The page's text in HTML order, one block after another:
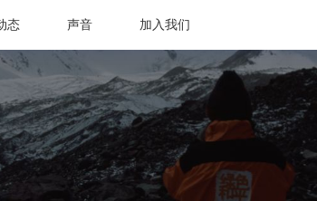
态 声音 加入我们